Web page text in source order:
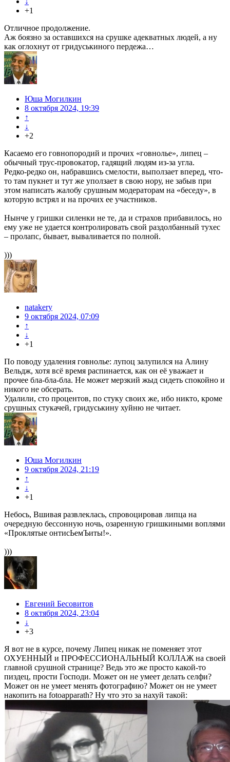
+1
Отличное продолжение.
Аж боязно за оставшихся на срушке адекватных людей, а ну
как оглохнут от гридуськиного пердежа…
Юша Могилкин
8 октября 2024, 19:39
↑
↓
+2
Касаемо его говнопородий и прочих «говнолье», липец –
обычный трус-провокатор, гадящий людям из-за угла.
Редко-редко он, набравшись смелости, выползает вперед, что-
то там пукнет и тут же уползает в свою нору, не забыв при
этом написать жалобу срушным модераторам на «беседу», в
которую встрял и на прочих ее участников.
Нынче у гришки силенки не те, да и страхов прибавилось, но
ему уже не удается контролировать свой раздолбанный тухес
– пролапс, бывает, вываливается по полной.
)))
natakery
9 октября 2024, 07:09
↑
↓
+1
По поводу удаления говнолье: лупоц залупился на Алину
Вельдж, хотя всё время распинается, как он её уважает и
прочее бла-бла-бла. Не может мерзкий жыд сидеть спокойно и
никого не обсерать.
Удалили, сто процентов, по стуку своих же, ибо никто, кроме
срушных стукачей, гридуськину хуйню не читает.
Юша Могилкин
9 октября 2024, 21:19
↑
↓
+1
Небось, Вшивая развлеклась, спровоцировав липца на
очередную бессонную ночь, озаренную гришкиными воплями
«Проклятые онтисЬемЪиты!».
)))
Евгений Бесовитов
8 октября 2024, 23:04
↓
+3
Я вот не в курсе, почему Липец никак не поменяет этот
ОХУЕННЫЙ и ПРОФЕССИОНАЛЬНЫЙ КОЛЛАЖ на своей
главной срушной странице? Ведь это же просто какой-то
пиздец, прости Господи. Может он не умеет делать селфи?
Может он не умеет менять фотографию? Может он не умеет
накопить на fоtоаppаrаth? Ну что это за нахуй такой: